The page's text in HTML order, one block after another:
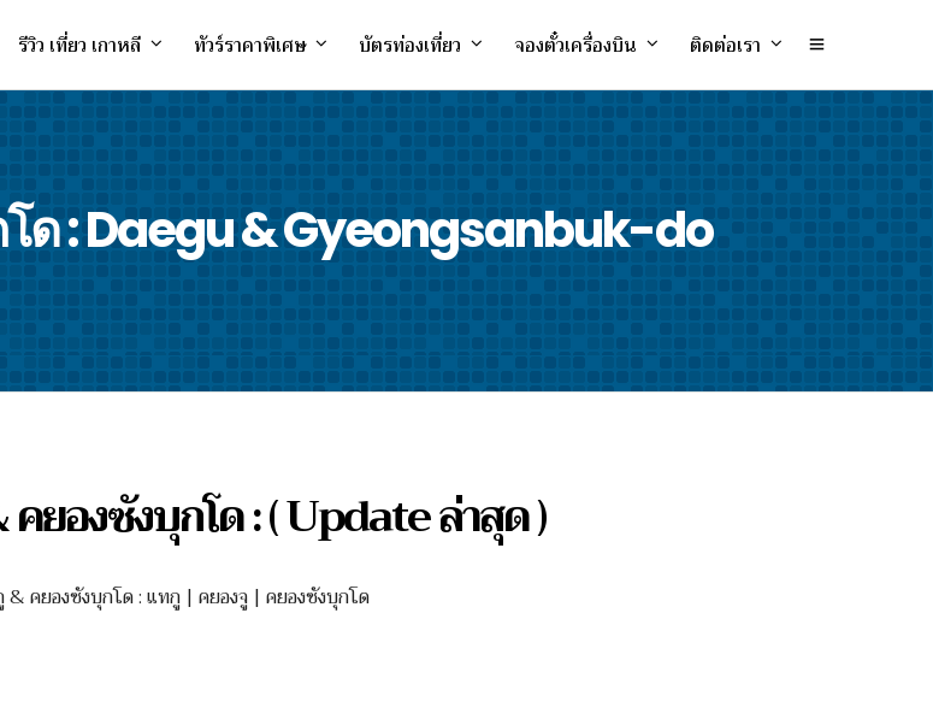
รีวิว เที่ยว เกาหลี ทัวร์ราคาพิเศษ บัตรท่องเที่ยว จองตั๋วเครื่องบิน ติดต่อเรา
โด : Daegu & Gyeongsanbuk-do
ยองซังบุกโด : ( Update ล่าสุด )
& คยองซังบุกโด : แทกู | คยองจู | คยองซังบุกโด